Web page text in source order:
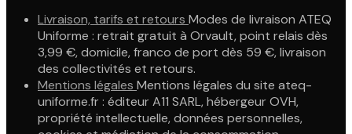
Livraison, tarifs et retours Modes de livraison ATEQ
Uniforme : retrait gratuit à Orvault, point relais dès
3,99 €, domicile, franco de port dès 59 €, livraison
des collectivités et retours.
Mentions légales Mentions légales du site ateq-
uniforme.fr : éditeur A11 SARL, hébergeur OVH,
propriété intellectuelle, données personnelles,